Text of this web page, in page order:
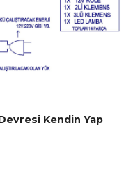
Kendin Yap